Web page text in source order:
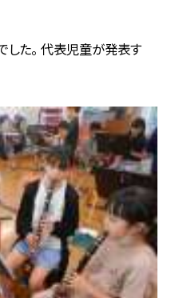
した。 代表児童が発表す